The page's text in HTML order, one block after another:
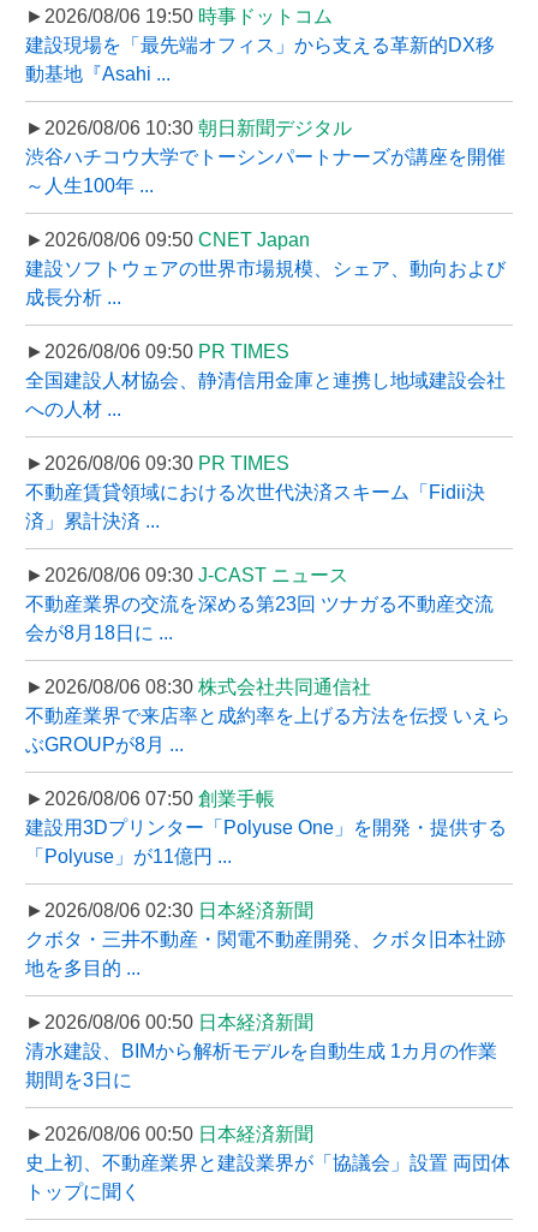
►2026/08/06 19:50 時事ドットコム
建設現場を「最先端オフィス」から支える革新的DX移
動基地『Asahi ...
►2026/08/06 10:30 朝日新聞デジタル
渋谷ハチコウ大学でトーシンパートナーズが講座を開催
～人生100年 ...
►2026/08/06 09:50 CNET Japan
建設ソフトウェアの世界市場規模、シェア、動向および
成長分析 ...
►2026/08/06 09:50 PR TIMES
全国建設人材協会、静清信用金庫と連携し地域建設会社
への人材 ...
►2026/08/06 09:30 PR TIMES
不動産賃貸領域における次世代決済スキーム「Fidii決
済」累計決済 ...
►2026/08/06 09:30 J-CAST ニュース
不動産業界の交流を深める第23回 ツナガる不動産交流
会が8月18日に ...
►2026/08/06 08:30 株式会社共同通信社
不動産業界で来店率と成約率を上げる方法を伝授 いえら
ぶGROUPが8月 ...
►2026/08/06 07:50 創業手帳
建設用3Dプリンター「Polyuse One」を開発・提供する
「Polyuse」が11億円 ...
►2026/08/06 02:30 日本経済新聞
クボタ・三井不動産・関電不動産開発、クボタ旧本社跡
地を多目的 ...
►2026/08/06 00:50 日本経済新聞
清水建設、BIMから解析モデルを自動生成 1カ月の作業
期間を3日に
►2026/08/06 00:50 日本経済新聞
史上初、不動産業界と建設業界が「協議会」設置 両団体
トップに聞く